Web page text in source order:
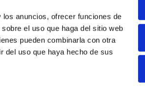
anuncios, ofrecer funciones de
el uso que haga del sitio web
pueden combinarla con otra
del uso que haya hecho de sus
© 2023 Conservas Serrats